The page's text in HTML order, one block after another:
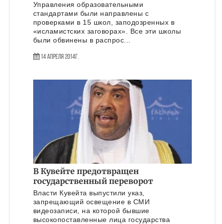
Управления образовательными
стандартами были направлены с
проверками в 15 школ, заподозренных в
«исламистских заговорах». Все эти школы
были обвинены в распрос...
14 Апреля 2014г.
В Кувейте предотвращен
государственный переворот
Власти Кувейта выпустили указ,
запрещающий освещение в СМИ
видеозаписи, на которой бывшие
высокопоставленные лица государства